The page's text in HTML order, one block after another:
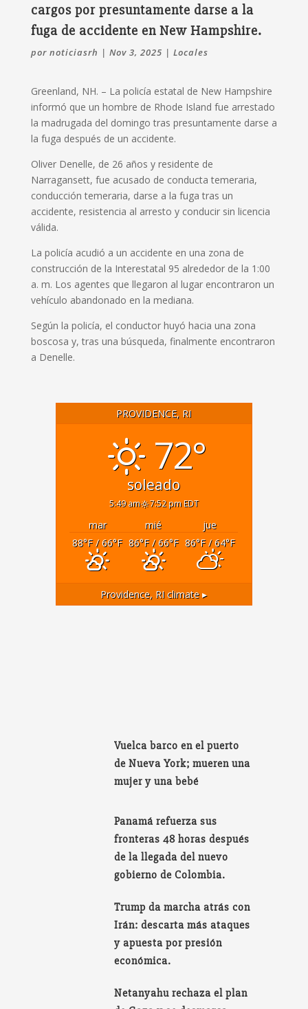
cargos por presuntamente darse a la
fuga de accidente en New Hampshire.
por noticiasrh | Nov 3, 2025 | Locales
Greenland, NH. – La policía estatal de New Hampshire
informó que un hombre de Rhode Island fue arrestado
la madrugada del domingo tras presuntamente darse a
la fuga después de un accidente.
Oliver Denelle, de 26 años y residente de
Narragansett, fue acusado de conducta temeraria,
conducción temeraria, darse a la fuga tras un
accidente, resistencia al arresto y conducir sin licencia
válida.
La policía acudió a un accidente en una zona de
construcción de la Interestatal 95 alrededor de la 1:00
a. m. Los agentes que llegaron al lugar encontraron un
vehículo abandonado en la mediana.
Según la policía, el conductor huyó hacia una zona
boscosa y, tras una búsqueda, finalmente encontraron
a Denelle.
PROVIDENCE, RI
72°
soleado
5:49 am 7:52 pm EDT
mar mié
jue
88°F/ 66°F 86°F/ 66°F 86°F/ 64°F
Providence, RI climate ▸
Vuelca barco en el puerto
de Nueva York; mueren una
mujer y una bebé
Panamá refuerza sus
fronteras 48 horas después
de la llegada del nuevo
gobierno de Colombia.
Trump da marcha atrás con
Irán: descarta más ataques
y apuesta por presión
económica.
Netanyahu rechaza el plan